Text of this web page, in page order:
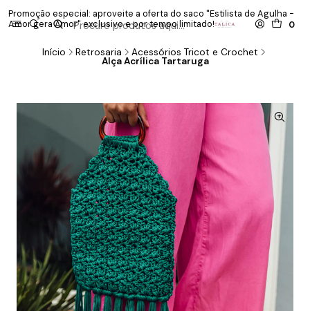
0
Promoção especial: aproveite a oferta do saco "Estilista de Agulha -
Amor gera Amor" exclusivo e por tempo limitado!
Início Retrosaria Acessórios Tricot e Crochet
Alça Acrílica Tartaruga